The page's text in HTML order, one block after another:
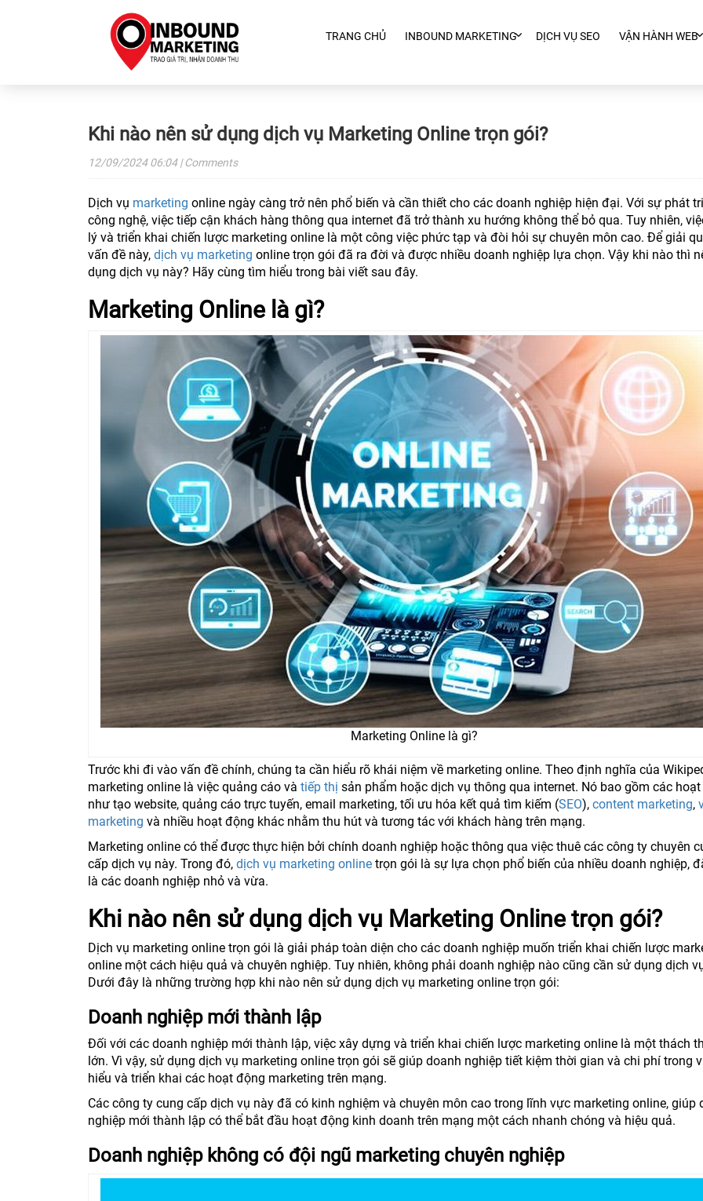
TRANG CHỦ INBOUND MARKETING DỊCH VỤ SEO VẬN HÀNH WEB
Khi nào nên sử dụng dịch vụ Marketing Online trọn gói?
12/09/202406:04| Comments
Dịch vụ marketing online ngày càng trở nên phổ biến và cần thiết cho các doanh nghiệp hiện đại. Với sự phát
công nghệ, việc tiếp cận khách hàng thông qua internet đã trở thành xu hướng không thể bỏ qua. Tuy nhiên,
lý và triển khai chiến lược marketing online là một công việc phức tạp và đòi hỏi sự chuyên môn cao. Để giải
vấn đề này, dịch vụ marketing online trọn gói đã ra đời và được nhiều doanh nghiệp lựa chọn. Vậy khi nào thì
dụng dịch vụ này? Hãy cùng tìm hiểu trong bài viết sau đây.
Marketing Online là gì?
Marketing Online là gì?
Trước khi đi vào vấn đề chính, chúng ta cần hiểu rõ khái niệm về marketing online. Theo định nghĩa của
marketing online là việc quảng cáo và tiếp thị sản phẩm hoặc dịch vụ thông qua internet. Nó bao gồm các
như tạo website, quảng cáo trực tuyến, email marketing, tối ưu hóa kết quả tìm kiếm (SEO), content marketing,
marketing và nhiều hoạt động khác nhằm thu hút và tương tác với khách hàng trên mạng.
Marketing online có thể được thực hiện bởi chính doanh nghiệp hoặc thông qua việc thuê các công ty chuyên
cấp dịch vụ này. Trong đó, dịch vụ marketing online trọn gói là sự lựa chọn phổ biến của nhiều doanh nghiệp,
là các doanh nghiệp nhỏ và vừa.
Khi nào nên sử dụng dịch vụ Marketing Online trọn gói?
Dịch vụ marketing online trọn gói là giải pháp toàn diện cho các doanh nghiệp muốn triển khai chiến lược
online một cách hiệu quả và chuyên nghiệp. Tuy nhiên, không phải doanh nghiệp nào cũng cần sử dụng dịch
Dưới đây là những trường hợp khi nào nên sử dụng dịch vụ marketing online trọn gói:
Doanh nghiệp mới thành lập
Đối với các doanh nghiệp mới thành lập, việc xây dựng và triển khai chiến lược marketing online là một thách
lớn. Vì vậy, sử dụng dịch vụ marketing online trọn gói sẽ giúp doanh nghiệp tiết kiệm thời gian và chi phí trong
hiểu và triển khai các hoạt động marketing trên mạng.
Các công ty cung cấp dịch vụ này đã có kinh nghiệm và chuyên môn cao trong lĩnh vực marketing online, giúp
nghiệp mới thành lập có thể bắt đầu hoạt động kinh doanh trên mạng một cách nhanh chóng và hiệu quả.
Doanh nghiệp không có đội ngũ marketing chuyên nghiệp